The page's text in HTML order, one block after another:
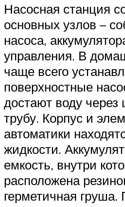
Насосная станция
основных узлов –
насоса,
управления. В
чаще всего
поверхностные
достают воду через
трубу. Корпус и
автоматики
жидкости.
емкость, внутри
расположена
герметичная